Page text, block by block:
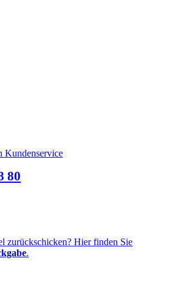
Kundenservice
80
zurückschicken? Hier finden Sie
.